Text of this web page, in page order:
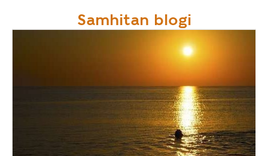
Samhitan blogi